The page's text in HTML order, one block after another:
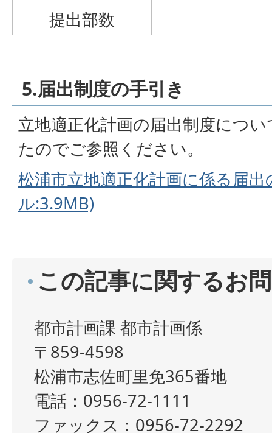
提出部数
5.届出制度の手引き
立地適正化計画の届出制度につ
たのでご参照ください。
松浦市立地適正化計画に係る届
ル:3.9MB)
この記事に関するお
都市計画課 都市計画係
〒859-4598
松浦市志佐町里免365番地
電話：0956-72-1111
ファックス：0956-72-2292